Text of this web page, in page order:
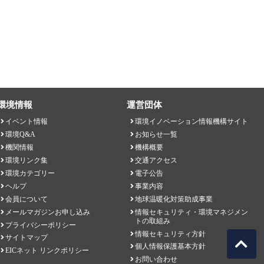
境情報
イベント情報
環境Q&A
機関情報
環境リンク集
環境カテゴリー
ヘルプ
会員について
メールマガジンお申し込み
プライバシーポリシー
サイトマップ
EICネット リンクポリシー
運営団体
環境イノベーション情報機構サイト
お知らせ一覧
機構概要
交通アクセス
電子公告
事業内容
地球温暖化対策助成事業
情報セキュリティ・環境マネジメン
トの取組み
情報セキュリティ方針
個人情報保護基本方針
お問い合わせ